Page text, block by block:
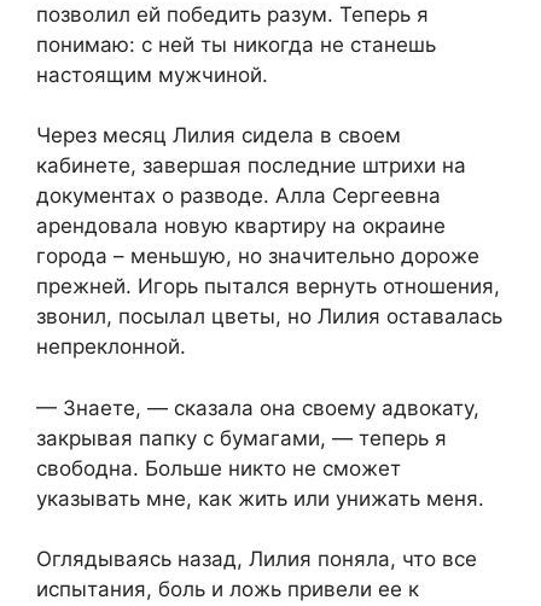
позволил ей победить разум. Теперь я
понимаю: с ней ты никогда не станешь
настоящим мужчиной.
Через месяц Лилия сидела в своем
кабинете, завершая последние штрихи на
документах о разводе. Алла Сергеевна
арендовала новую квартиру на окраине
города – меньшую, но значительно дороже
прежней. Игорь пытался вернуть отношения,
звонил, посылал цветы, но Лилия оставалась
непреклонной.
— Знаете, — сказала она своему адвокату,
закрывая папку с бумагами, — теперь я
свободна. Больше никто не сможет
указывать мне, как жить или унижать меня.
Оглядываясь назад, Лилия поняла, что все
испытания, боль и ложь привели ее к